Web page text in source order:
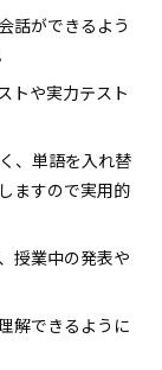
話ができるよう
トや実力テスト
、単語を入れ替
ますので実用的
授業中の発表や
解できるように